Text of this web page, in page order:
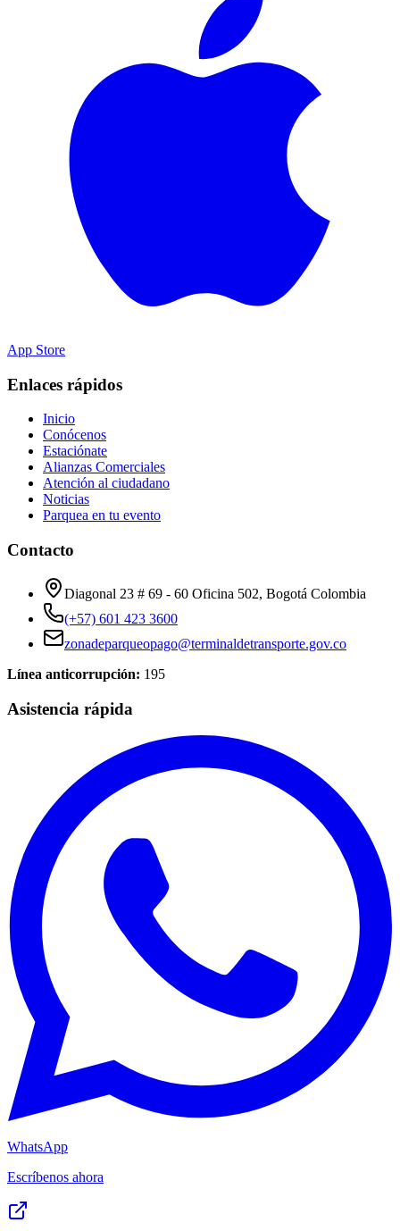
App Store
Enlaces rápidos
Inicio
Conócenos
Estaciónate
Alianzas Comerciales
Atención al ciudadano
Noticias
Parquea en tu evento
Contacto
Diagonal 23 # 69 - 60 Oficina 502, Bogotá Colombia
(+57) 601 423 3600
zonadeparqueopago@terminaldetransporte.gov.co
Línea anticorrupción: 195
Asistencia rápida
WhatsApp
Escríbenos ahora